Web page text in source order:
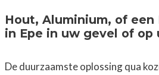
Hout, Aluminium, of
in Epe in uw gevel of op
De duurzaamste oplossing qua